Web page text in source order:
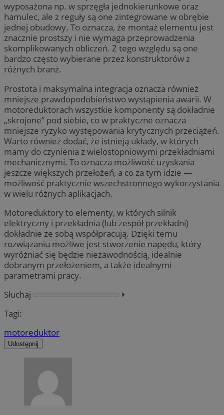
wyposażona np. w sprzęgła jednokierunkowe oraz
hamulec, ale z reguły są one zintegrowane w obrębie
jednej obudowy. To oznacza, że montaż elementu jest
znacznie prostszy i nie wymaga przeprowadzenia
skomplikowanych obliczeń. Z tego względu są one
bardzo często wybierane przez konstruktorów z
różnych branż.
Prostota i maksymalna integracja oznacza również
mniejsze prawdopodobieństwo wystąpienia awarii. W
motoreduktorach wszystkie komponenty są dokładnie
„skrojone” pod siebie, co w praktyczne oznacza
mniejsze ryzyko występowania krytycznych przeciążeń.
Warto również dodać, że istnieją układy, w których
mamy do czynienia z wielostopniowymi przekładniami
mechanicznymi. To oznacza możliwość uzyskania
jeszcze większych przełożeń, a co za tym idzie —
możliwość praktycznie wszechstronnego wykorzystania
w wielu różnych aplikacjach.
Motoreduktory to elementy, w których silnik
elektryczny i przekładnia (lub zespół przekładni)
dokładnie ze sobą współpracują. Dzięki temu
rozwiązaniu możliwe jest stworzenie napędu, który
wyróżniać się będzie niezawodnością, idealnie
dobranym przełożeniem, a także idealnymi
parametrami pracy.
Słuchaj
⏵︎
Tagi:
motoreduktor
Udostępnij